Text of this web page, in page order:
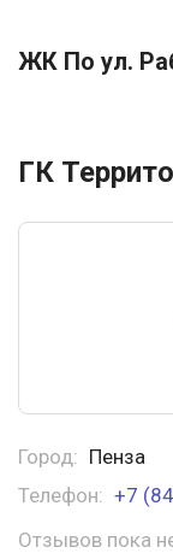
ЖК По ул.
ГК
Город: Пенза
Телефон: +7
Отзывов пока